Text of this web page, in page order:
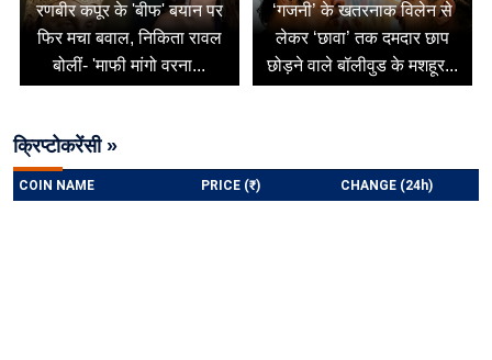
रणबीर कपूर के 'बीफ' बयान पर
फिर मचा बवाल, निकिता रावल
बोलीं- 'माफी मांगो वरना...
‘गजनी’ के खतरनाक विलेन से
लेकर ‘छावा’ तक दमदार छाप
छोड़ने वाले बॉलीवुड के मशहूर...
क्रिप्टोकरेंसी »